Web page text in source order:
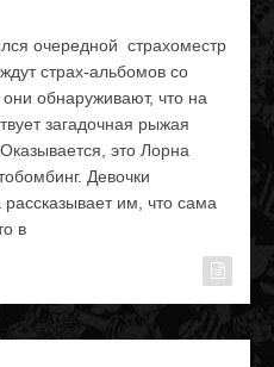
очередной страхоместр
страх-альбомов со
обнаруживают, что на
загадочная рыжая
это Лорна
Девочки
им, что сама
в